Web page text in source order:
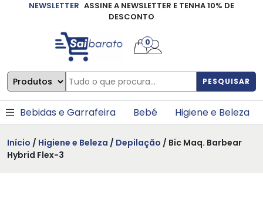
NEWSLETTER ASSINE A NEWSLETTER E TENHA 10% DE
DESCONTO
PESQUISAR
0
Bebidas e Garrafeira Bebé Higiene e Beleza
Início / Higiene e Beleza / Depilação / Bic Maq. Barbear
Hybrid Flex-3